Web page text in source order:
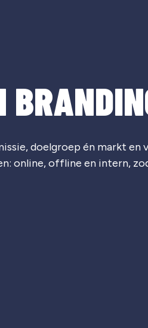
doelgroep én markt en
online, offline en intern,